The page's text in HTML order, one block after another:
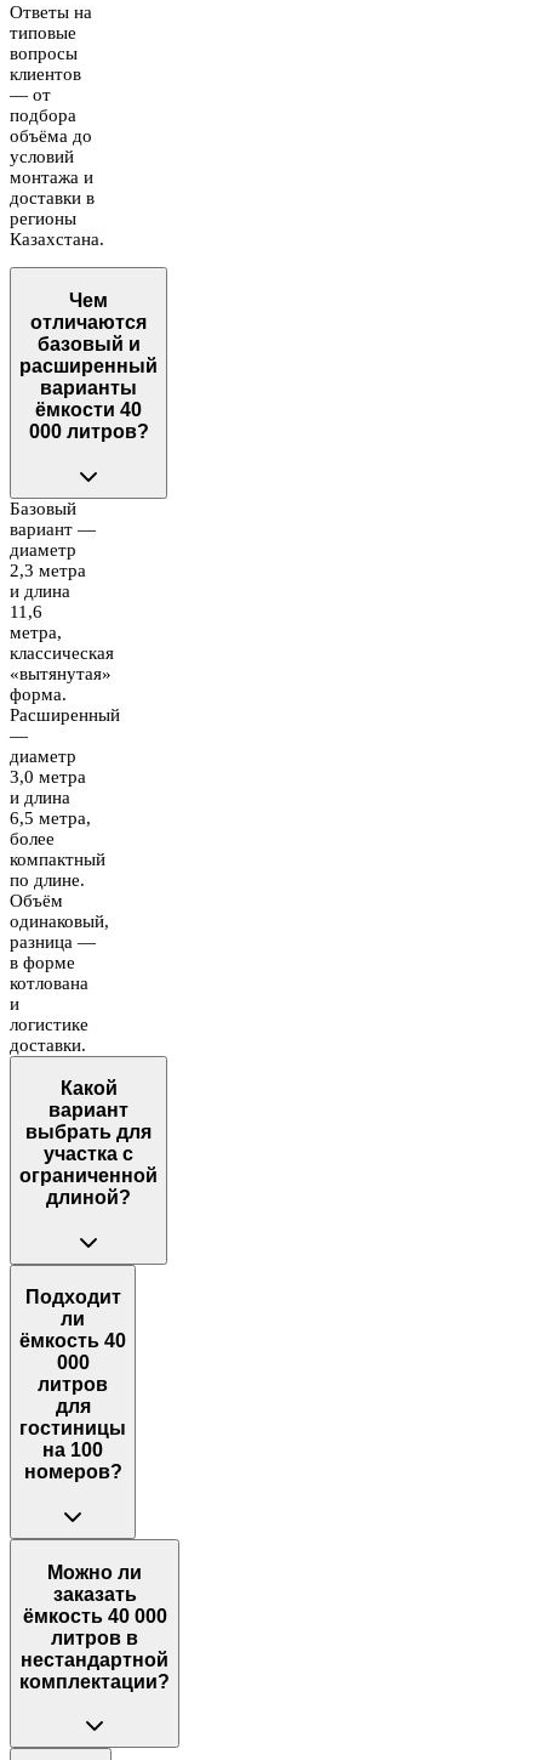
Ответы на
типовые
вопросы
клиентов
— от
подбора
объёма до
условий
монтажа и
доставки в
регионы
Казахстана.
Чем
отличаются
базовый и
расширенный
варианты
ёмкости 40
000 литров?
Базовый
вариант —
диаметр
2,3 метра
и длина
11,6
метра,
классическая
«вытянутая»
форма.
Расширенный
—
диаметр
3,0 метра
и длина
6,5 метра,
более
компактный
по длине.
Объём
одинаковый,
разница —
в форме
котлована
и
логистике
доставки.
Какой
вариант
выбрать для
участка с
ограниченной
длиной?
Подходит
ли
ёмкость 40
000
литров
для
гостиницы
на 100
номеров?
Можно ли
заказать
ёмкость 40 000
литров в
нестандартной
комплектации?